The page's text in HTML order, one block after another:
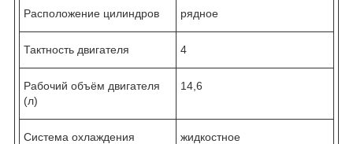
Расположение цилиндров рядное
Тактность двигателя 4
Рабочий объём двигателя
(л)
14,6
Система охлаждения жидкостное